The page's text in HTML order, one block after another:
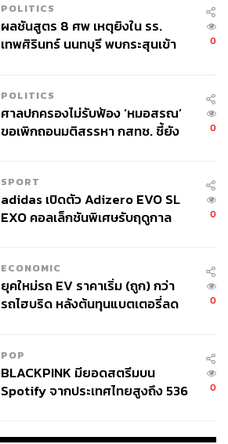
POLITICS
ผลชันสูตร 8 ศพ เหตุยิงใน รร.
เทพศิรินทร์ นนทบุรี พบกระสุนเข้า
0
POLITICS
ศาลปกครองไม่รับฟ้อง ‘หมอสรณ’
ขอเพิกถอนมติสรรหา กสทช. ชี้ยัง
0
SPORT
adidas เปิดตัว Adizero EVO SL
EXO คอลเล็กชันพิเศษรับฤดูกาล
0
ECONOMIC
ยุคใหม่รถ EV ราคาเริ่ม (ถูก) กว่า
รถไฮบริด หลังต้นทุนแบตเตอรี่ลด
0
POP
BLACKPINK มียอดสตรีมบน
Spotify จากประเทศไทยสูงถึง 536
0